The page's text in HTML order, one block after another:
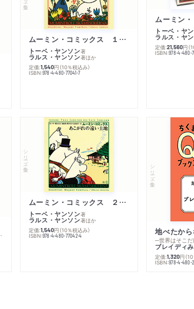
ムーミン・コミックス １ 黄金のしっぽ
トーベ・ヤンソン著
ラルス・ヤンソン著ほか
定価:1,540円 （10％税込み）
ISBN:978-4-480-77041-7
トーベ・ヤ
ラルス・ヤ
定価:21,560円
ISBN:978-4-480-
９８１年度
シリーズ・全集
ムーミン・コミックス ２ あこがれの遠い土地
トーベ・ヤンソン著
ラルス・ヤンソン著ほか
定価:1,540円 （10％税込み）
ISBN:978-4-480-77042-4
シリーズ・全集
地べたか
─世界はそこ
ブレイディ
定価:1,320円 （
ISBN:978-4-480-